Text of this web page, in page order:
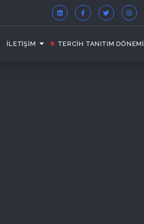
İLETIŞIM TERCIH TANITIM DÖNEMI